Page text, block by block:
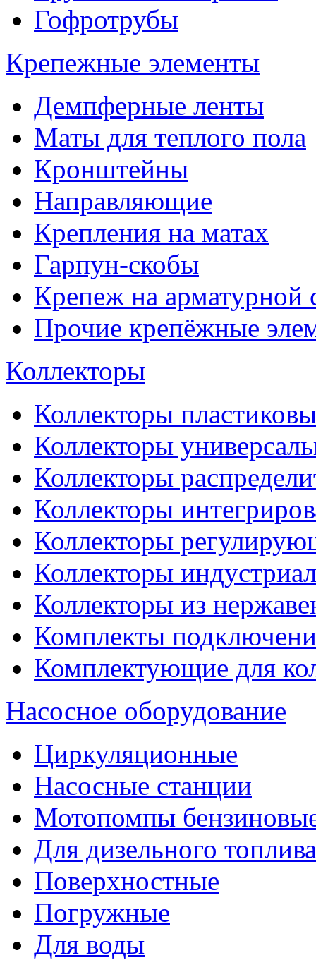
Гофротрубы
Крепежные элементы
Демпферные ленты
Маты для теплого пола
Кронштейны
Направляющие
Крепления на матах
Гарпун-скобы
Крепеж на арматурной
Прочие крепёжные
Коллекторы
Коллекторы
Коллекторы
Коллекторы
Коллекторы
Коллекторы
Коллекторы
Коллекторы из
Комплекты
Комплектующие для
Насосное оборудование
Циркуляционные
Насосные станции
Мотопомпы
Для дизельного топлива
Поверхностные
Погружные
Для воды